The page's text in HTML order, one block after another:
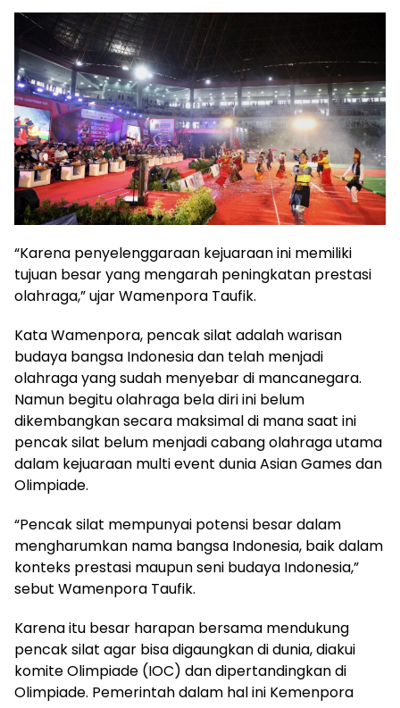
“Karena penyelenggaraan kejuaraan ini memiliki
tujuan besar yang mengarah peningkatan prestasi
olahraga,” ujar Wamenpora Taufik.
Kata Wamenpora, pencak silat adalah warisan
budaya bangsa Indonesia dan telah menjadi
olahraga yang sudah menyebar di mancanegara.
Namun begitu olahraga bela diri ini belum
dikembangkan secara maksimal di mana saat ini
pencak silat belum menjadi cabang olahraga utama
dalam kejuaraan multi event dunia Asian Games dan
Olimpiade.
“Pencak silat mempunyai potensi besar dalam
mengharumkan nama bangsa Indonesia, baik dalam
konteks prestasi maupun seni budaya Indonesia,”
sebut Wamenpora Taufik.
Karena itu besar harapan bersama mendukung
pencak silat agar bisa digaungkan di dunia, diakui
komite Olimpiade (IOC) dan dipertandingkan di
Olimpiade. Pemerintah dalam hal ini Kemenpora